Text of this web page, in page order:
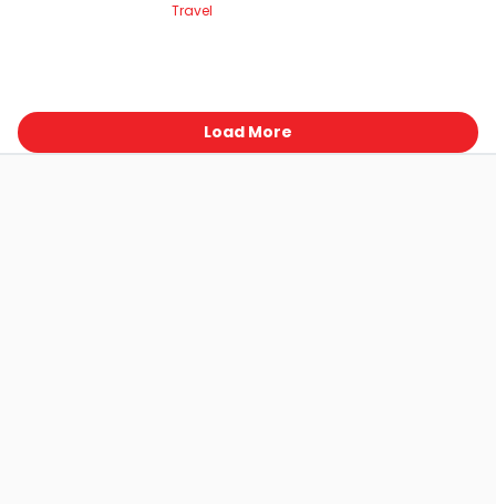
Travel
Load More